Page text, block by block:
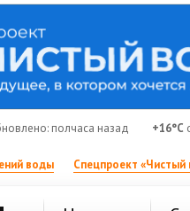
полчаса назад +16°C
воды Спецпроект «Чистый